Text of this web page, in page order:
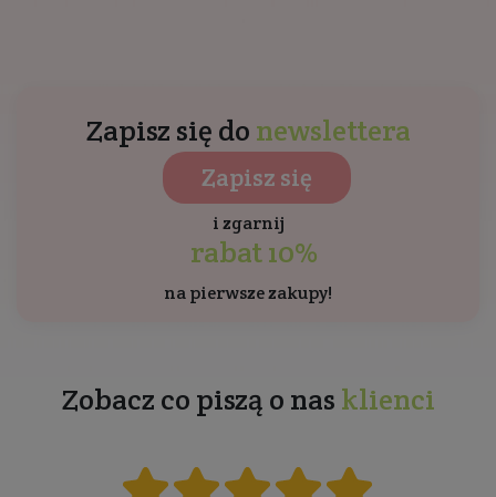
Zapisz się do newslettera
Zapisz się
i zgarnij
rabat 10%
na pierwsze zakupy!
Zobacz co piszą o nas klienci